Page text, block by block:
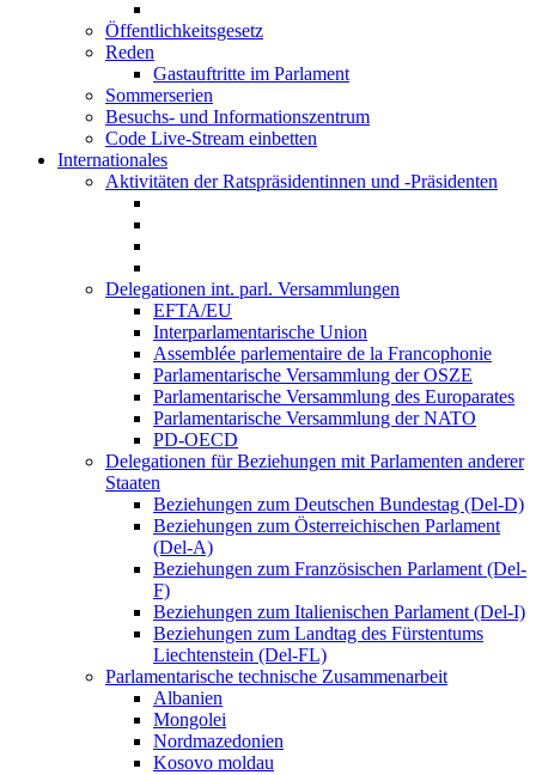
Öffentlichkeitsgesetz
Reden
Gastauftritte im Parlament
Sommerserien
Besuchs- und Informationszentrum
Code Live-Stream einbetten
Internationales
Aktivitäten der Ratspräsidentinnen und -Präsidenten
Delegationen int. parl. Versammlungen
EFTA/EU
Interparlamentarische Union
Assemblée parlementaire de la Francophonie
Parlamentarische Versammlung der OSZE
Parlamentarische Versammlung des Europarates
Parlamentarische Versammlung der NATO
PD-OECD
Delegationen für Beziehungen mit Parlamenten anderer
Staaten
Beziehungen zum Deutschen Bundestag (Del-D)
Beziehungen zum Österreichischen Parlament
(Del-A)
Beziehungen zum Französischen Parlament (Del-
F)
Beziehungen zum Italienischen Parlament (Del-I)
Beziehungen zum Landtag des Fürstentums
Liechtenstein (Del-FL)
Parlamentarische technische Zusammenarbeit
Albanien
Mongolei
Nordmazedonien
Kosovo moldau